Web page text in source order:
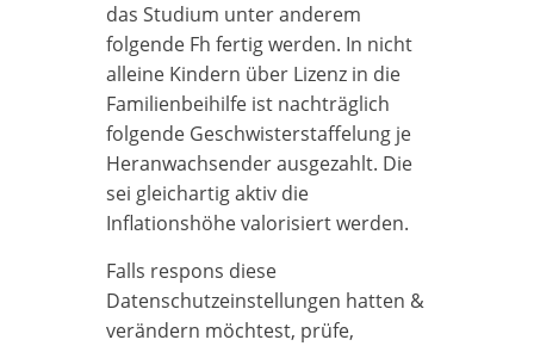
das Studium unter anderem
folgende Fh fertig werden. In nicht
alleine Kindern über Lizenz in die
Familienbeihilfe ist nachträglich
folgende Geschwisterstaffelung je
Heranwachsender ausgezahlt. Die
sei gleichartig aktiv die
Inflationshöhe valorisiert werden.
Falls respons diese
Datenschutzeinstellungen hatten &
verändern möchtest, prüfe,